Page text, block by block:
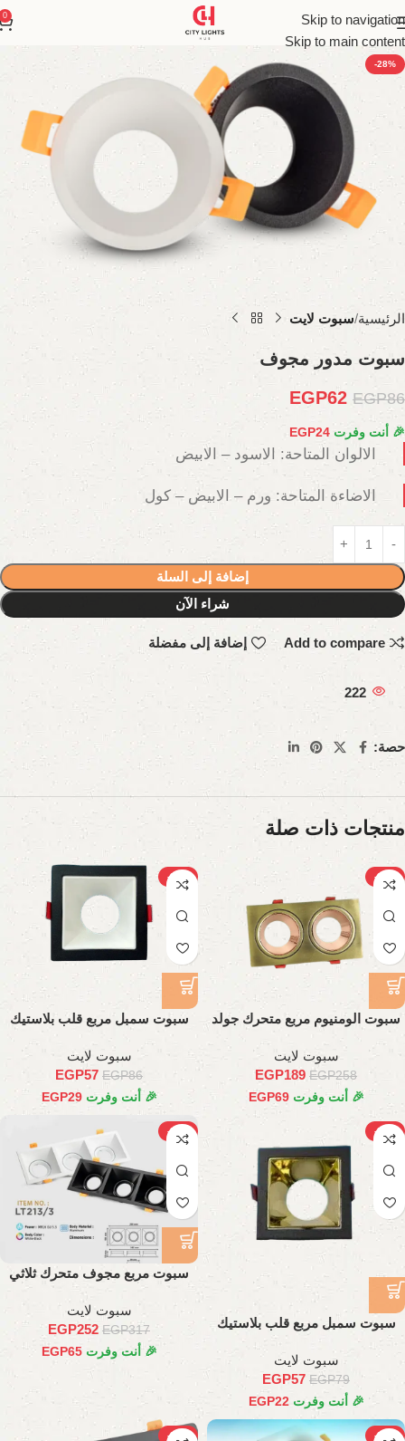
Skip to navigation
Skip to main content
0
-28%
الرئيسية سبوت لايت
سبوت مدور مجوف
EGP86
EGP62
🎉 أنت وفرت EGP24
الالوان المتاحة: الاسود – الابيض
الاضاءة المتاحة: ورم – الابيض – كول
إضافة إلى السلة
شراء الآن
Add to compare إضافة إلى مفضلة
222
حصة:
منتجات ذات صلة
-27%
سبوت الومنيوم مربع متحرك جولد
سبوت لايت
EGP258
EGP189
🎉 أنت وفرت EGP69
-34%
سبوت سمبل مربع قلب بلاستيك
سبوت لايت
EGP86
EGP57
🎉 أنت وفرت EGP29
-28%
سبوت سمبل مربع قلب بلاستيك
سبوت لايت
EGP79
EGP57
🎉 أنت وفرت EGP22
-21%
سبوت مربع مجوف متحرك ثلاثي
سبوت لايت
EGP317
EGP252
🎉 أنت وفرت EGP65
-27%
-21%